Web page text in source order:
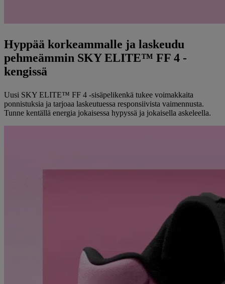
Hyppää korkeammalle ja laskeudu
pehmeämmin SKY ELITE™ FF 4 -
kengissä
Uusi SKY ELITE™ FF 4 -sisäpelikenkä tukee voimakkaita
ponnistuksia ja tarjoaa laskeutuessa responsiivista vaimennusta.
Tunne kentällä energia jokaisessa hypyssä ja jokaisella askeleella.